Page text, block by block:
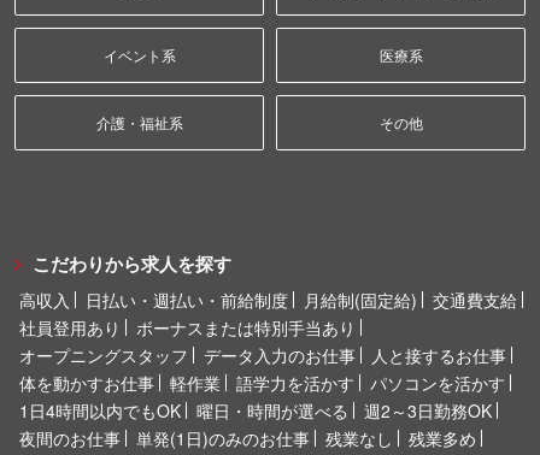
イベント系 医療系
介護・福祉系 その他
こだわりから求人を探す
高収入 日払い・週払い・前給制度 月給制(固定給)
交通費支給
社員登用あり
ボーナスまたは特別手当あり
オープニングスタッフ
データ入力のお仕事
人と接するお仕事
体を動かすお仕事
軽作業 語学力を活かす
パソコンを活かす
1日4時間以内でもOK
曜日・時間が選べる
週2～3日勤務OK
夜間のお仕事
単発(1日)のみのお仕事 残業なし
残業多め